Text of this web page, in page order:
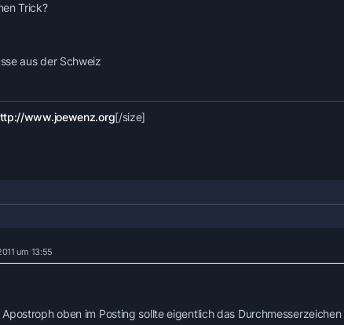
Trick?
aus der Schweiz
www.joewenz.org[/size]
um 13:55
Apostroph oben im Posting sollte eigentlich das